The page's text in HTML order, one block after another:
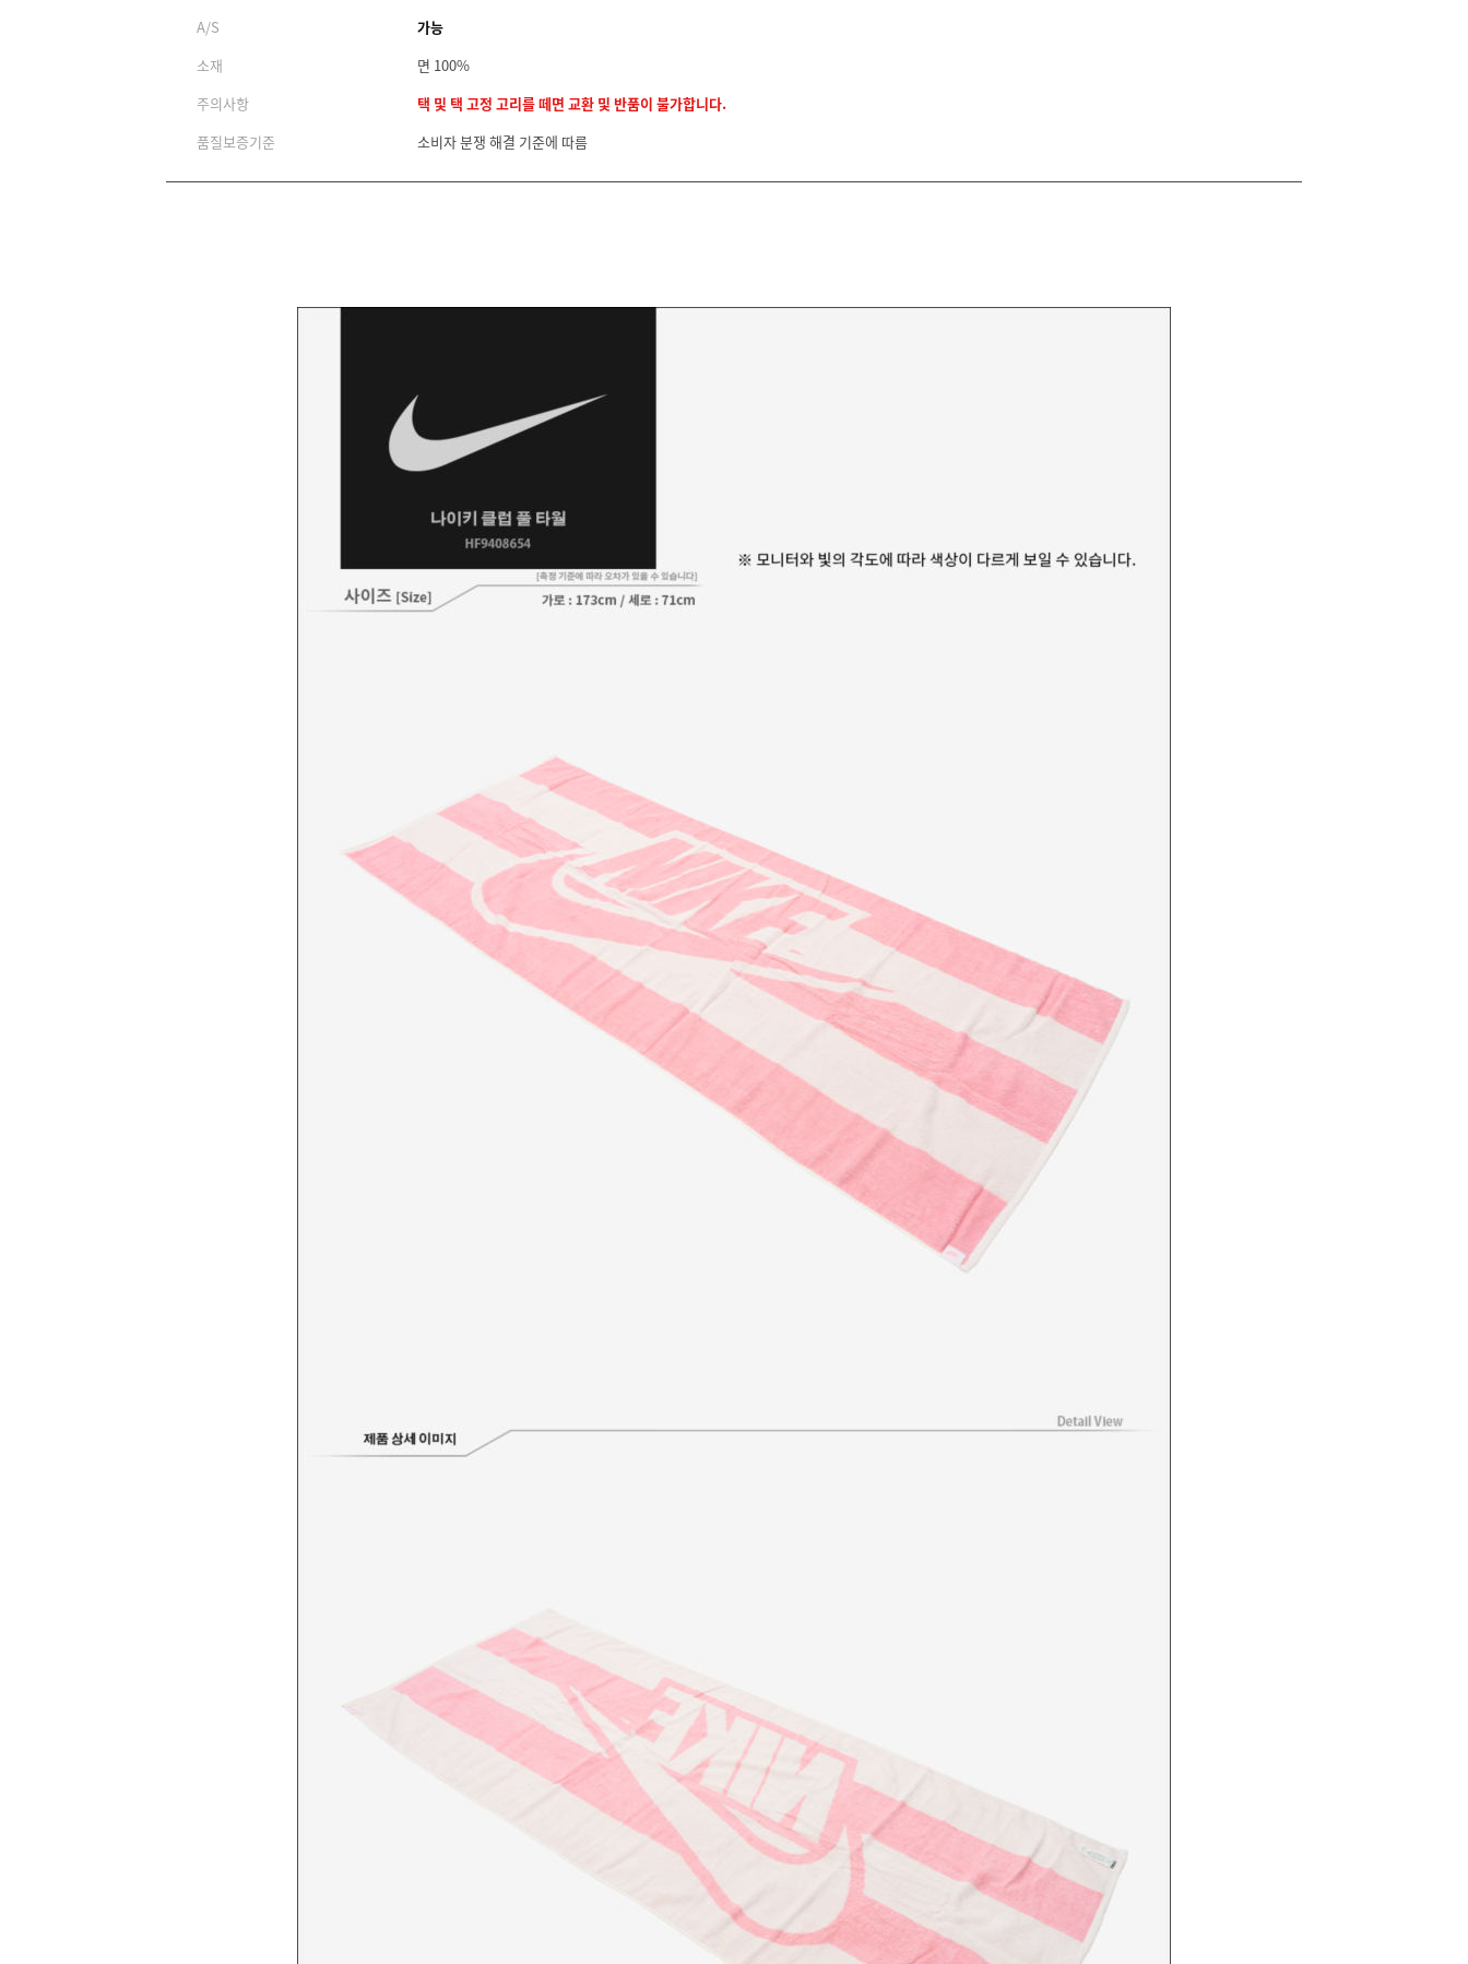
A/S
가능
소재
면 100%
주의사항
택 및 택 고정 고리를 떼면 교환 및 반품이 불가합니다.
품질보증기준
소비자 분쟁 해결 기준에 따름